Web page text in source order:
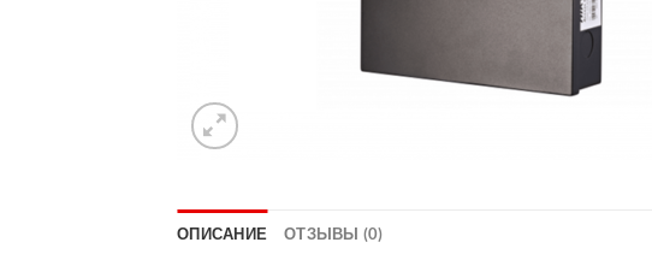
ОПИСАНИЕ ОТЗЫВЫ (0)